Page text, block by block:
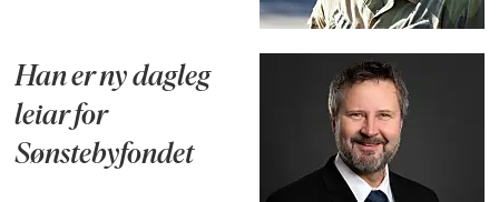
Han er ny dagleg
leiar for
Sønstebyfondet